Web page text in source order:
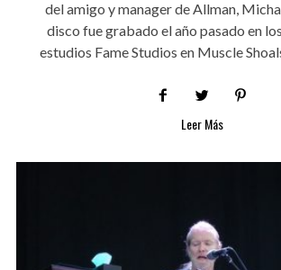
del amigo y manager de Allman,
disco fue grabado el año pasado en
estudios Fame Studios en Muscle
Leer Más